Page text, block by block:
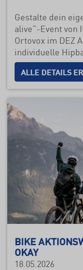
Gestalte dein
alive“-Event von
Ortovox im DEZ
individuelle
ALLE DETAILS
BIKE
OKAY
18.05.2026